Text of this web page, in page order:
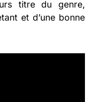
titre du genre,
et d’une bonne